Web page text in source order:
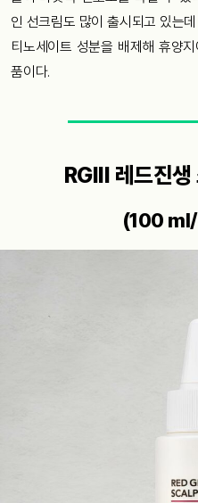
인 선크림도 많이 출시되고 있는
티노세이트 성분을 배제해 휴양
품이다.
RGIII 레드진생
(100